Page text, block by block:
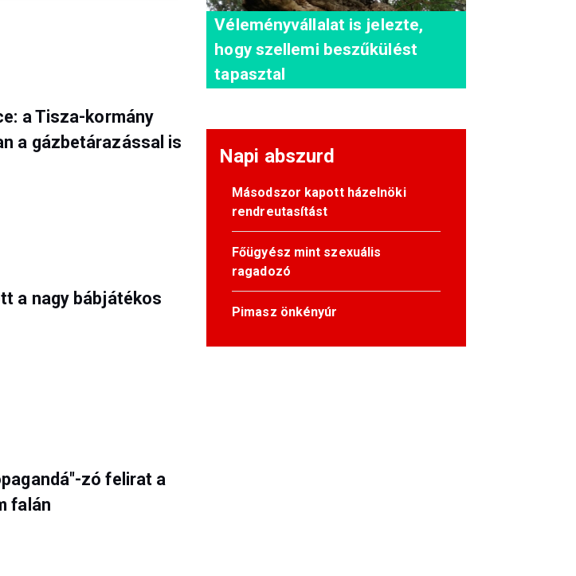
a Tisza-kormány
a gázbetárazással is
a nagy bábjátékos
zó felirat a
falán
Véleményvállalat is jelezte,
hogy szellemi beszűkülést
tapasztal
Napi abszurd
Másodszor kapott házelnöki
rendreutasítást
Főügyész mint szexuális
ragadozó
Pimasz önkényúr